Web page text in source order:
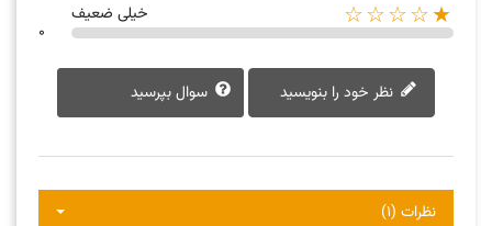
★☆☆☆☆
خیلی ضعیف
0
سوال بپرسید
نظرات (1)